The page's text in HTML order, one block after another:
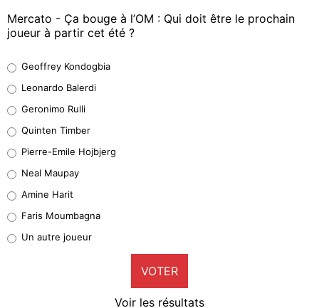
Mercato - Ça bouge à l’OM : Qui doit être le prochain
joueur à partir cet été ?
38%
32%
5%
1%
9%
Geoffrey Kondogbia
Leonardo Balerdi
Geronimo Rulli
Quinten Timber
Pierre-Emile Hojbjerg
Neal Maupay
Amine Harit
Faris Moumbagna
Un autre joueur
VOTER
Voir les résultats